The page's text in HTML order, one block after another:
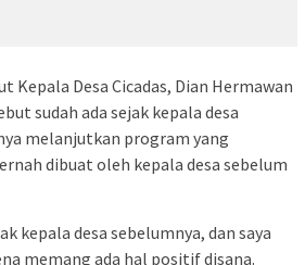
Kepala Desa Cicadas, Dian Hermawan
sudah ada sejak kepala desa
melanjutkan program yang
dibuat oleh kepala desa sebelum
kepala desa sebelumnya, dan saya
memang ada hal positif disana.